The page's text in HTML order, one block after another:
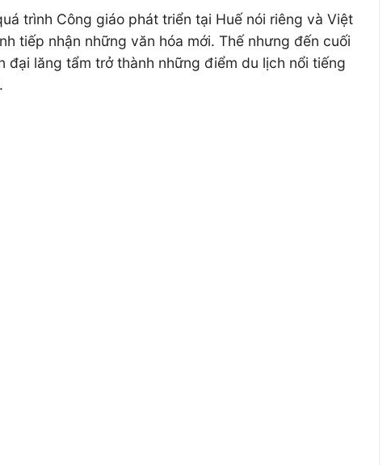
trình Công giáo phát triển tại Huế nói riêng và Việt
tiếp nhận những văn hóa mới. Thế nhưng đến cuối
đại lăng tẩm trở thành những điểm du lịch nổi tiếng